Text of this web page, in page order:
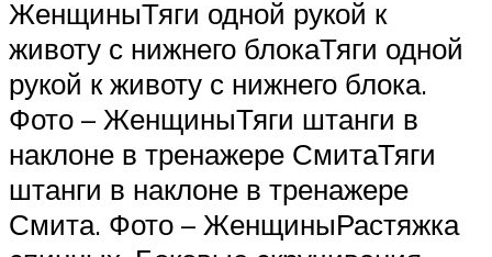
ЖенщиныТяги одной рукой к
животу с нижнего блокаТяги одной
рукой к животу с нижнего блока.
Фото – ЖенщиныТяги штанги в
наклоне в тренажере СмитаТяги
штанги в наклоне в тренажере
Смита. Фото – ЖенщиныРастяжка